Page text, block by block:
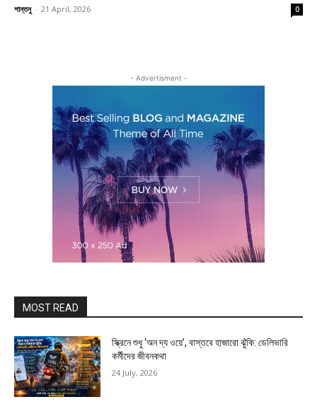
শান্তনু - 21 April, 2026 0
- Advertisment -
MOST READ
স্ক্রিনে শুধু ‘অন দ্য ওয়ে’, বাস্তবে হাজারো ঝুঁকি: ডেলিভারি
কর্মীদের জীবনকথা
24 July, 2026